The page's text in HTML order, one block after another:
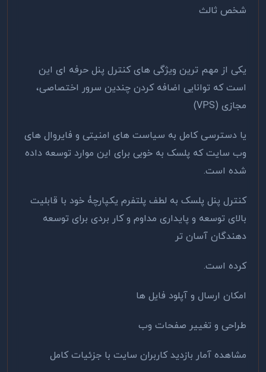
شخص ثالث
یکی از مهم ترین ویژگی های کنترل پنل حرفه ای این
است که توانایی اضافه کردن چندین سرور اختصاصی،
مجازی (VPS)
یا دسترسی کامل به سیاست های امنیتی و فایروال های
وب سایت که پلسک به خوبی برای این موارد توسعه داده
شده است.
کنترل پنل پلسک به لطف پلتفرم یکپارچۀ خود با قابلیت
بالای توسعه و پایداری مداوم و کار بردی برای توسعه
دهندگان آسان تر
کرده است.
امکان ارسال و آپلود فایل ها
طراحی و تغییر صفحات وب
مشاهده آمار بازدید کاربران سایت با جزئیات کامل